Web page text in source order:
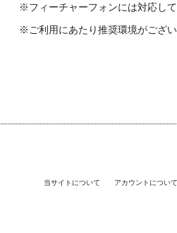
※フィーチャーフォンには対応し
※ご利用にあたり推奨環境がござ
当サイトについて アカウントについて